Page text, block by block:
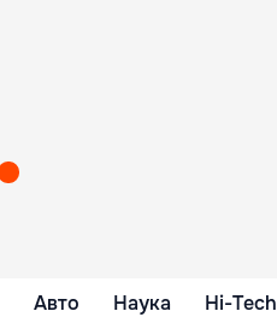
Авто Наука Hi-Tech